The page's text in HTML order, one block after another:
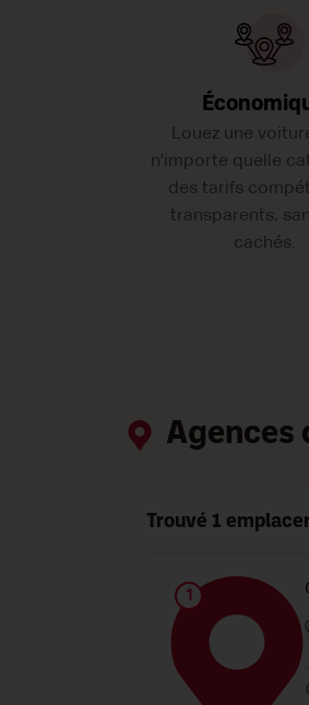
Louez une
n'importe quelle
des tarifs
transparents,
cachés.
Agences
Trouvé 1
1